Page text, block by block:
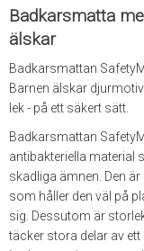
Badkarsmatta
älskar
Badkarsmattan
Barnen älskar
lek - på ett säkert sätt.
Badkarsmattan
antibakteriella material
skadliga ämnen. Den
som håller den väl på
sig. Dessutom är
täcker stora delar av